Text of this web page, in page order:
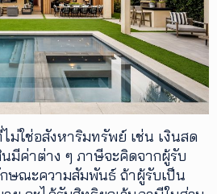
ใช่อสังหาริมทรัพย์ เช่น เงินสด
มีค่าต่าง ๆ ภาษีจะคิดจากผู้รับ
ษณะความสัมพันธ์ ถ้าผู้รับเป็น